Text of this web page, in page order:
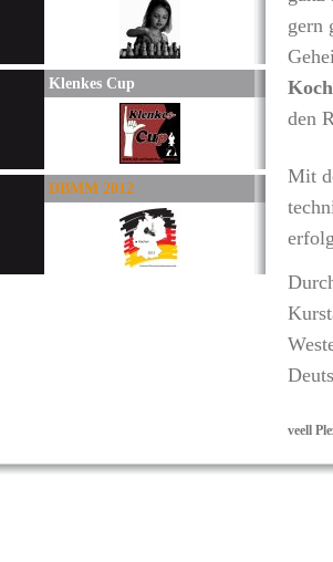
Klenkes Cup
DBMM 2012
gern
den
Mit
veell